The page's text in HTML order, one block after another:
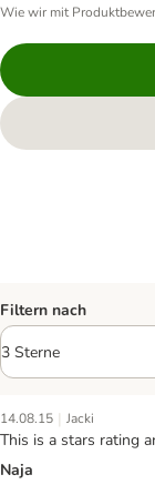
Wie wir mit
Filtern nach
14.08.15 | Jacki
This is a stars rating
Naja